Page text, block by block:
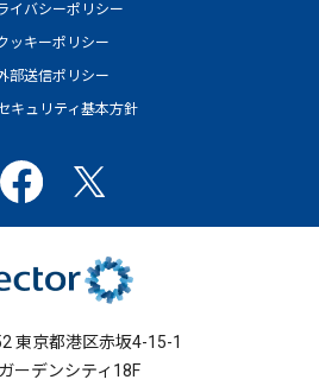
イバシーポリシー
ッキーポリシー
部送信ポリシー
キュリティ基本方針
東京都港区赤坂4-15-1
ーデンシティ18F